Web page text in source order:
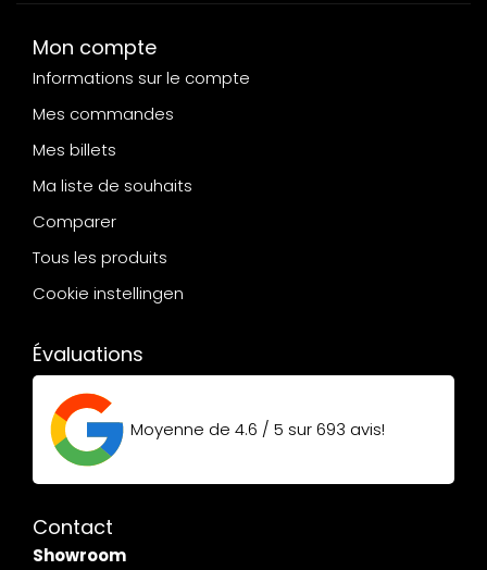
Mon compte
Informations sur le compte
Mes commandes
Mes billets
Ma liste de souhaits
Comparer
Tous les produits
Cookie instellingen
Évaluations
Moyenne de 4.6 / 5 sur693 avis!
Contact
Showroom